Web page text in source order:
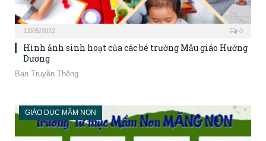
13/05/2022 0
Hình ảnh sinh hoạt của các bé trường Mẫu giáo Hướng
Dương
Ban Truyền Thông
GIÁO DỤC MẦM NON